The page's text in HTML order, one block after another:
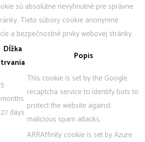
sú absolútne nevyhnutné pre správne
Tieto súbory cookie anonymne
a bezpečnostné prvky webovej stránky.
Dĺžka
trvania
Popis
5
months
27 days
This cookie is set by the Google
recaptcha service to identify bots to
protect the website against
malicious spam attacks.
ARRAffinity cookie is set by Azure